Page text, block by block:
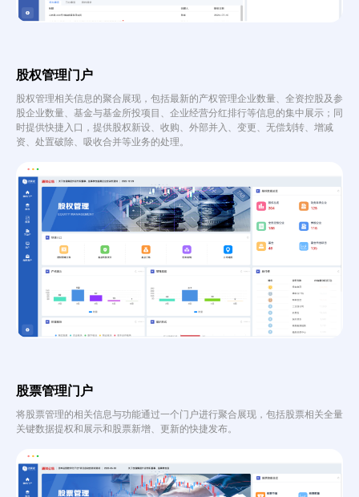
股权管理门户
股权管理相关信息的聚合展现，包括最新的产权管理企业数量、全资控股及参
股企业数量、基金与基金所投项目、企业经营分红排行等信息的集中展示；同
时提供快捷入口，提供股权新设、收购、外部并入、变更、无偿划转、增减
资、处置破除、吸收合并等业务的处理。
股票管理门户
将股票管理的相关信息与功能通过一个门户进行聚合展现，包括股票相关全量
关键数据提权和展示和股票新增、更新的快捷发布。